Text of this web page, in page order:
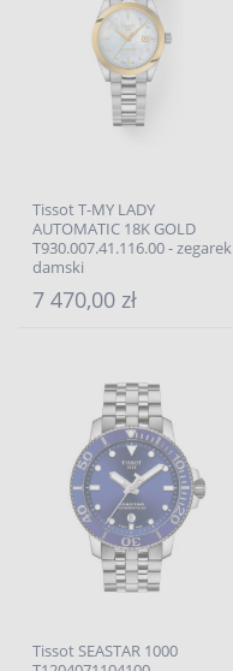
Tissot T-MY LADY
AUTOMATIC 18K GOLD
T930.007.41.116.00 - zegarek
damski
7 470,00 zł
Tissot SEASTAR 1000